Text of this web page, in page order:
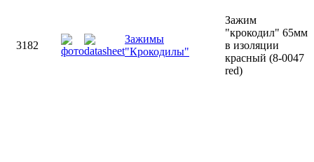
3182
Зажимы
"Крокодилы"
Зажим
"крокодил" 65мм
в изоляции
красный (8-0047
red)